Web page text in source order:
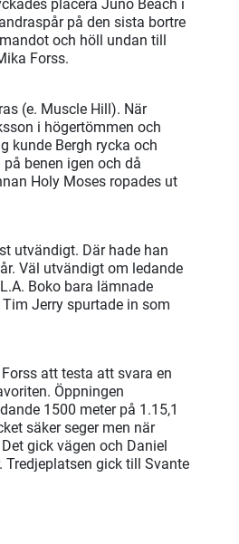
placera Juno Beach i
på den sista bortre
och höll undan till
Forss.
(e. Muscle Hill). När
i högertömmen och
kunde Bergh rycka och
benen igen och då
Holy Moses ropades ut
utvändigt. Där hade han
Väl utvändigt om ledande
Boko bara lämnade
Jerry spurtade in som
att testa att svara en
Öppningen
1500 meter på 1.15,1
säker seger men när
gick vägen och Daniel
Tredjeplatsen gick till Svante